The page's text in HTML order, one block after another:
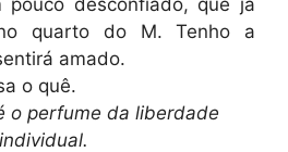
desconfiado, que já
quarto do M. Tenho a
amado.
o quê.
o perfume da liberdade
individual.